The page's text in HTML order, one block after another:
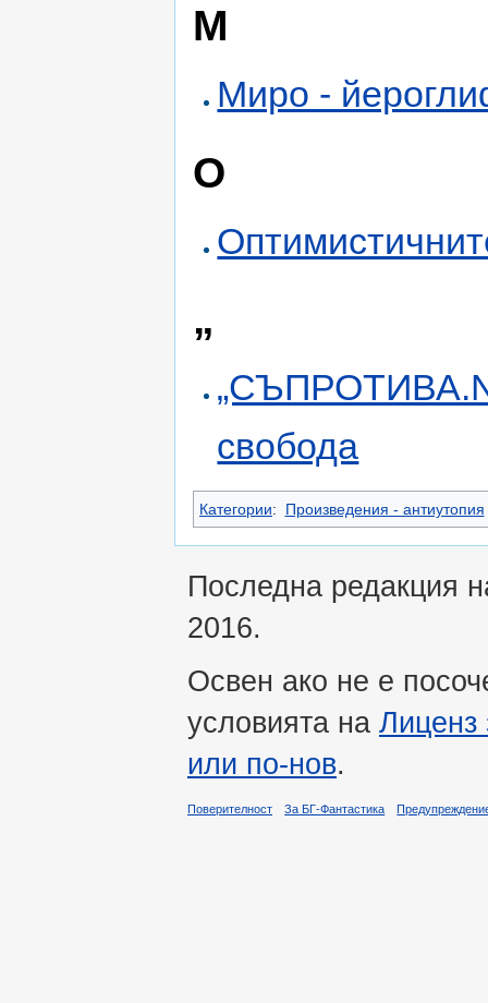
М
Миро -
О
„
свобода
Категории: Произведения - антиутопия
Последна редакция
2016.
Освен ако не е
условията на Лиценз
или по-нов.
Поверителност За БГ-Фантастика